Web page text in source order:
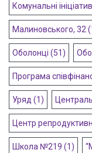
Комунальні
Малиновського, 32
Оболонці (51)
Програма
Уряд (1)
Центр
Школа №219 (1)